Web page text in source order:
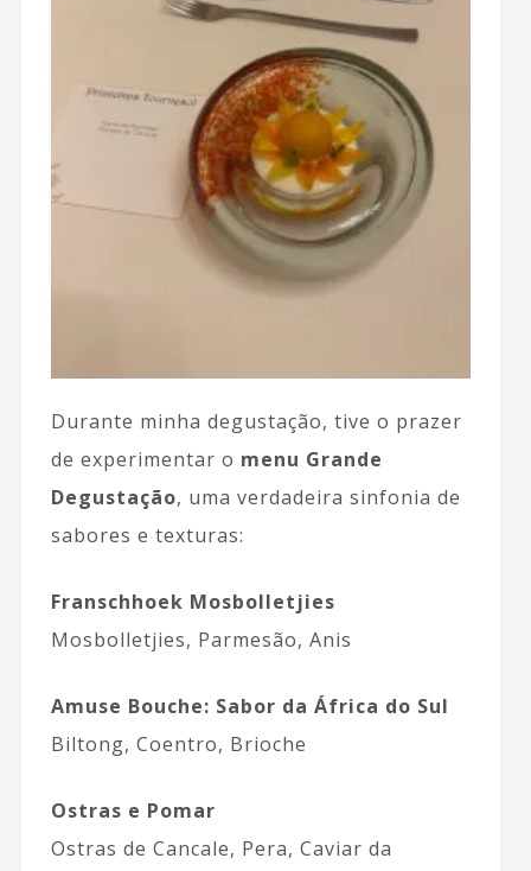
Durante minha degustação, tive o prazer
de experimentar o menu Grande
Degustação, uma verdadeira sinfonia de
sabores e texturas:
Franschhoek Mosbolletjies
Mosbolletjies, Parmesão, Anis
Amuse Bouche: Sabor da África do Sul
Biltong, Coentro, Brioche
Ostras e Pomar
Ostras de Cancale, Pera, Caviar da